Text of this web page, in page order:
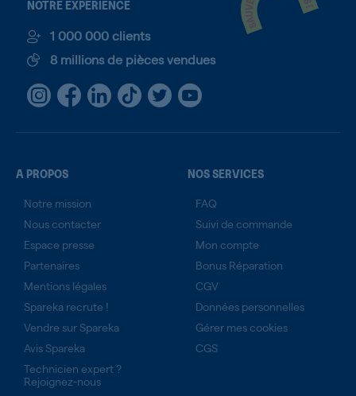
NOTRE EXPÉRIENCE
1 000 000 clients
8 millions de pièces vendues
A PROPOS
Notre mission
Nous contacter
Espace presse
Partenaires
Mentions légales
Spareka recrute !
Vendre sur Spareka
Avis Spareka
Technicien expert ?
Rejoignez-nous
NOS SERVICES
FAQ
Suivi de commande
Mon compte
Bonus Réparation
CGV
Données personnelles
Gérer mes cookies
CGS